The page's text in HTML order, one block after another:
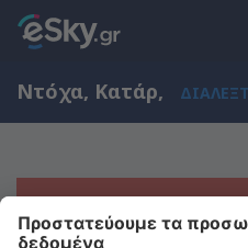
Ντόχα, Κατάρ,